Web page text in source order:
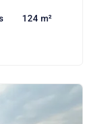
124 m²